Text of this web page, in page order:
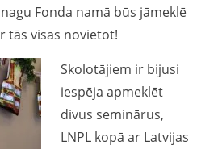
Fonda namā būs jāmeklē
tās visas novietot!
Skolotājiem ir bijusi
iespēja apmeklēt
divus seminārus,
LNPL kopā ar Latvijas